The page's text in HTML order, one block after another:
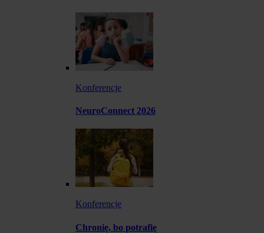
Konferencje
NeuroConnect 2026
Konferencje
Chronię, bo potrafię